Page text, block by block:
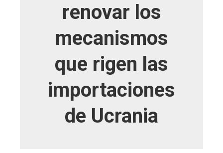
renovar los
mecanismos
que rigen las
importaciones
de Ucrania